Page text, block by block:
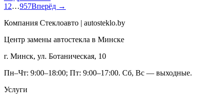
1 2…957Вперёд →
Компания Стеклоавто | autosteklo.by
Центр замены автостекла в Минске
г. Минск, ул. Ботаническая, 10
Пн–Чт: 9:00–18:00; Пт: 9:00–17:00. Сб, Вс — выходные.
Услуги